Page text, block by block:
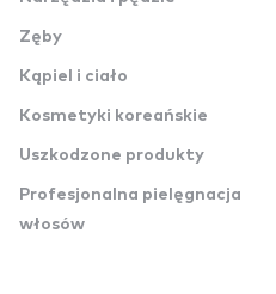
Zęby
Kąpiel i ciało
Kosmetyki koreańskie
Uszkodzone produkty
Profesjonalna pielęgnacja
włosów